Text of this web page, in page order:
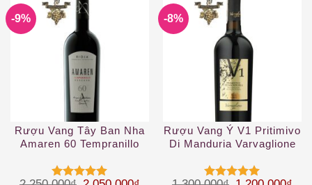
-9%
Rượu Vang Tây Ban Nha
Amaren 60 Tempranillo
-8%
Rượu Vang Ý V1 Pritimivo
Di Manduria Varvaglione